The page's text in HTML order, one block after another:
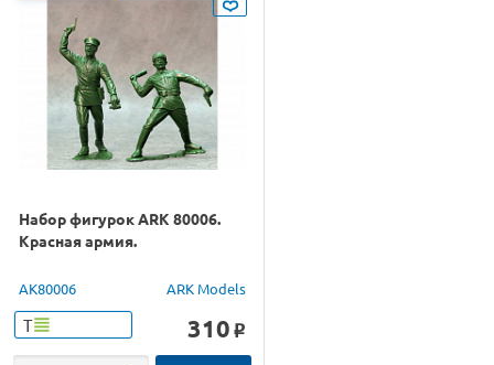
Набор фигурок ARK 80006.
Красная армия.
AK80006 ARK Models
Т 310 o